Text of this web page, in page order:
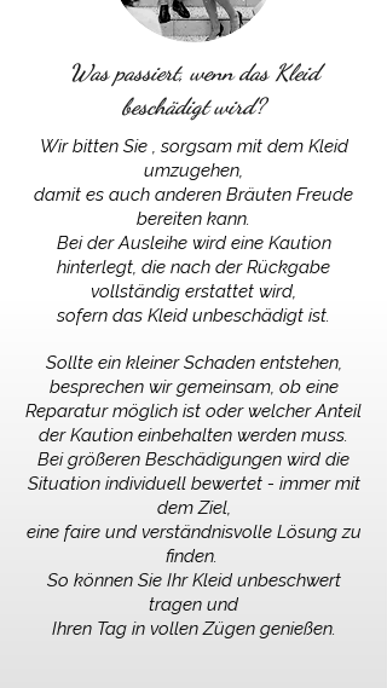
Was passiert, wenn das Kleid
beschädigt wird?
Wir bitten Sie , sorgsam mit dem Kleid
umzugehen,
damit es auch anderen Bräuten Freude
bereiten kann.
Bei der Ausleihe wird eine Kaution
hinterlegt, die nach der Rückgabe
vollständig erstattet wird,
sofern das Kleid unbeschädigt ist.
Sollte ein kleiner Schaden entstehen,
besprechen wir gemeinsam, ob eine
Reparatur möglich ist oder welcher Anteil
der Kaution einbehalten werden muss.
Bei größeren Beschädigungen wird die
Situation individuell bewertet - immer mit
dem Ziel,
eine faire und verständnisvolle Lösungzu
finden.
So können Sie Ihr Kleid unbeschwert
tragen und
Ihren Tag in vollen Zügen genießen.